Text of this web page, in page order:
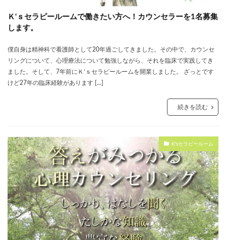
Ｋ‘ｓセラピールームで働きたい方へ！カウンセラーを1名募集
します。
僕自身は精神科で看護師として20年過ごしてきました。その中で、カウンセ
リングについて、心理療法について勉強しながら、それを臨床で実践してき
ました。そして、7年前にＫ‘ｓセラピールームを開業しました。 ざっとです
けど27年の臨床経験があります […]
続きを読む
K'sセラピールーム